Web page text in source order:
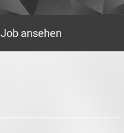
Job ansehen